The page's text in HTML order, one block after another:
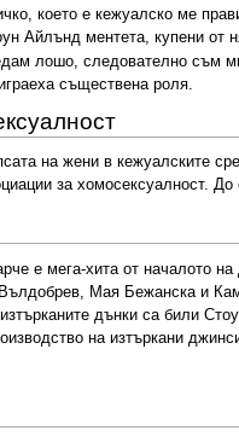
което е кежуалско ме
Айлънд ментета, купени от
лошо, следователно съм
съществена роля.
на жени в кежуалските
за хомосексуалност.
е мега-хита от началото
Мая Бежанска и
дънки са били
на изтъркани